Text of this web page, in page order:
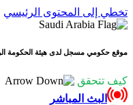
تخطي إلى المحتوى الرئيسي
موقع حكومي مسجل لدى هيئة الحكومة
كيف تتحقق
البث المباشر